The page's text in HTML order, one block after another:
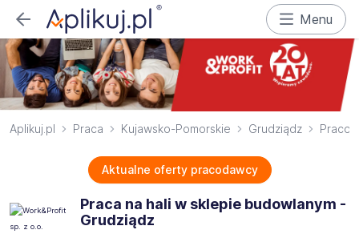
Menu
Aplikuj.pl Praca Kujawsko-Pomorskie Grudziądz
Aktualne oferty pracodawcy
Praca na hali w sklepie budowlanym -
Grudziądz